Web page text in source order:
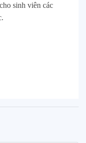
sinh viên các